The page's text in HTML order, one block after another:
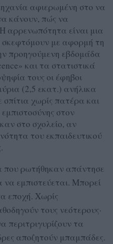
αφιερωμένη στο να
κάνουν, πώς να
αρρενωπότητα είναι μια
σκεφτόμουν με αφορμή τη
προηγούμενη εβδομάδα
και τα στατιστικά
τους οι έφηβοι
(2,5 εκατ.) ανήλικα
χωρίς πατέρα και
στον
στο σχολείο, αν
του εκπαιδευτικού
που ρωτήθηκαν απάντησε
να εμπιστεύεται. Μπορεί
εποχή. Χωρίς
τους νεότερους·
περιτριγυρίζουν τα
αποζητούν μπαμπάδες.